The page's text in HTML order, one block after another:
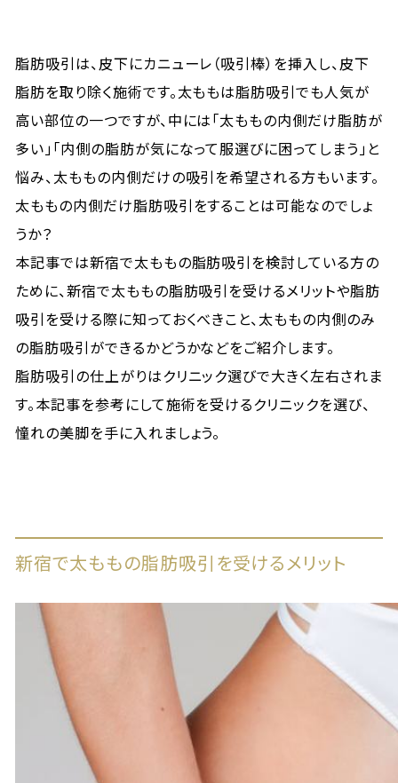
脂肪吸引は、皮下にカニューレ（吸引棒）を挿入し、皮下
脂肪を取り除く施術です。太ももは脂肪吸引でも人気が
高い部位の一つですが、中には「太ももの内側だけ脂肪が
多い」「内側の脂肪が気になって服選びに困ってしまう」と
悩み、太ももの内側だけの吸引を希望される方もいます。
太ももの内側だけ脂肪吸引をすることは可能なのでしょ
うか？
本記事では新宿で太ももの脂肪吸引を検討している方の
ために、新宿で太ももの脂肪吸引を受けるメリットや脂肪
吸引を受ける際に知っておくべきこと、太ももの内側のみ
の脂肪吸引ができるかどうかなどをご紹介します。
脂肪吸引の仕上がりはクリニック選びで大きく左右されま
す。本記事を参考にして施術を受けるクリニックを選び、
憧れの美脚を手に入れましょう。
新宿で太ももの脂肪吸引を受けるメリット